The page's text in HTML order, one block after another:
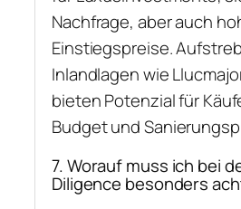
Nachfrage, aber auch
Einstiegspreise.
Inlandlagen wie
bieten Potenzial für
Budget und
7. Worauf muss ich bei
Diligence besonders